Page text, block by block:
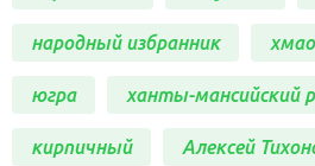
народный избранник хмао
югра ханты-мансийский
кирпичный Алексей